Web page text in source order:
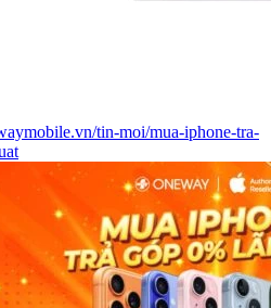
tin-moi/mua-iphone-tra-